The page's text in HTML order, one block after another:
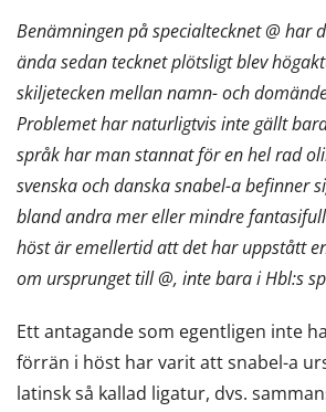
Benämningen på specialtecknet @ har
ända sedan tecknet plötsligt blev
skiljetecken mellan namn- och
Problemet har naturligtvis inte gällt
språk har man stannat för en hel rad
svenska och danska snabel-a befinner
bland andra mer eller mindre
höst är emellertid att det har uppstått
om ursprunget till @, inte bara i Hbl:s
Ett antagande som egentligen inte
förrän i höst har varit att snabel-a
latinsk så kallad ligatur, dvs.